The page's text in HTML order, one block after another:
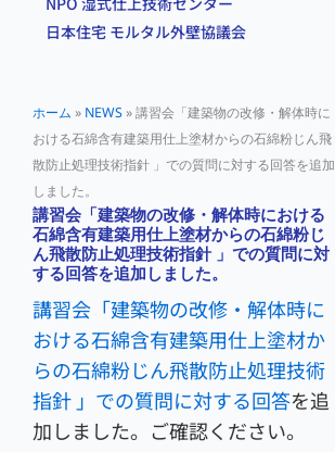
日本住宅 モルタル外壁協議会
ホーム » NEWS»講習会「建築物の改修・解体時に
おける石綿含有建築用仕上塗材からの石綿粉じん飛
散防止処理技術指針 」での質問に対する回答を追加
しました。
講習会「建築物の改修・解体時における
石綿含有建築用仕上塗材からの石綿粉じ
ん飛散防止処理技術指針 」での質問に対
する回答を追加しました。
講習会「建築物の改修・解体時に
おける石綿含有建築用仕上塗材か
らの石綿粉じん飛散防止処理技術
指針 」での質問に対する回答を追
加しました。ご確認ください。